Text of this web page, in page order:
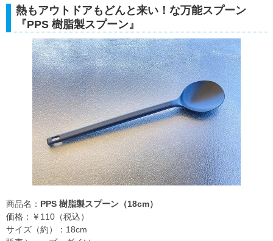
熱もアウトドアもどんと来い！な万能スプーン
『PPS 樹脂製スプーン』
商品名： PPS 樹脂製スプーン（18cm）
価格：￥110（税込）
サイズ（約）：18cm